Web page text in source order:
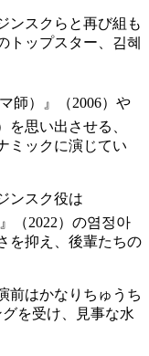
ンスクらと再び組も
トップスター、김혜
師）』（2006）や
を思い出させる、
ミックに演じてい
ンスク役は
（2022）の염정아
を抑え、後輩たちの
前はかなりちゅうち
を受け、見事な水